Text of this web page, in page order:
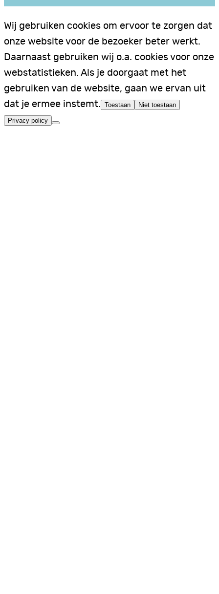
Wij gebruiken cookies om ervoor te zorgen dat
onze website voor de bezoeker beter werkt.
Daarnaast gebruiken wij o.a. cookies voor onze
webstatistieken. Als je doorgaat met het
gebruiken van de website, gaan we ervan uit
dat je ermee instemt. Toestaan Niet toestaan
Privacy policy